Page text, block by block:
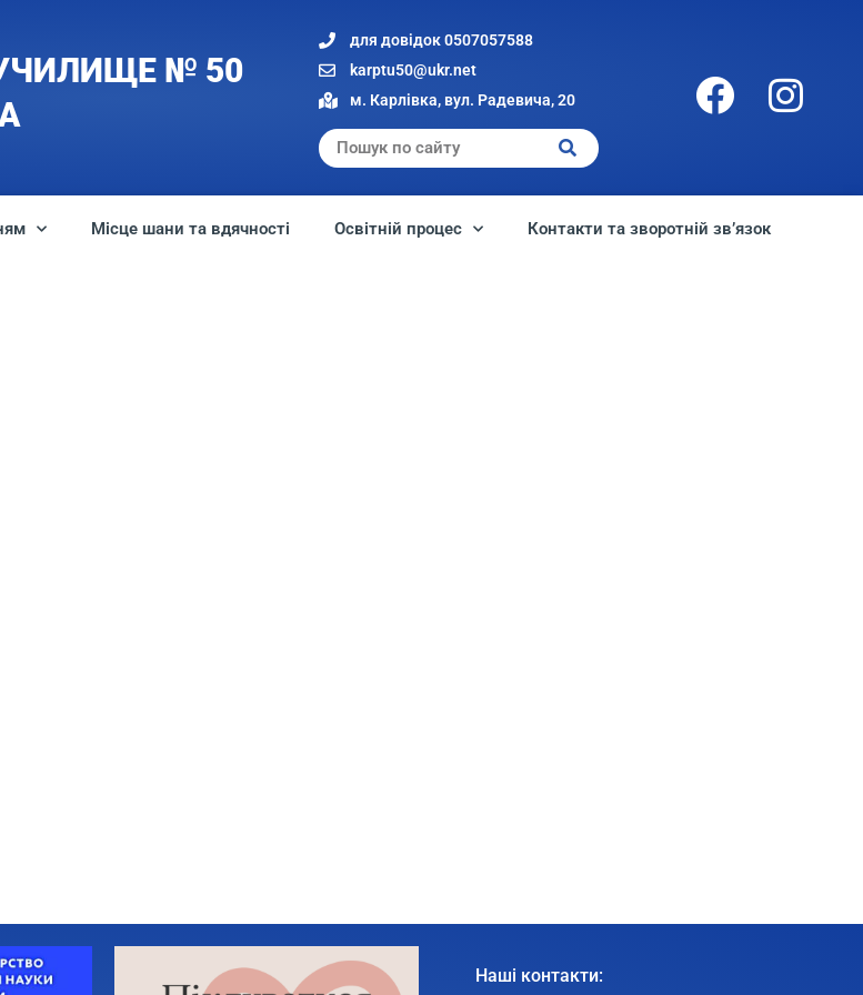
№ 50
для довідок 0507057588
karptu50@ukr.net
м. Карлівка, вул. Радевича, 20
Місце шани та вдячності Освітній процес Контакти та зворотній зв’язок
Наші контакти: